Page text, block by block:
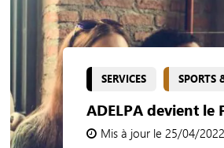
SERVICES SPORTS
ADELPA devient le
Mis à jour le 25/04/2022